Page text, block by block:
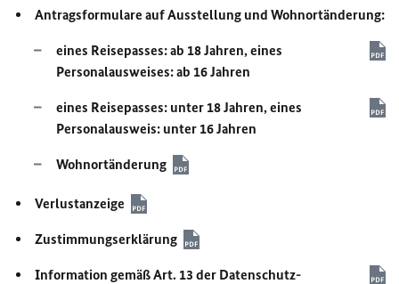
Antragsformulare auf Ausstellung und Wohnortänderung:
eines Reisepasses: ab 18 Jahren, eines
Personalausweises: ab 16 Jahren
eines Reisepasses: unter 18 Jahren, eines
Personalausweis: unter 16 Jahren
Wohnortänderung
Verlustanzeige
Zustimmungserklärung
Information gemäß Art. 13 der Datenschutz-